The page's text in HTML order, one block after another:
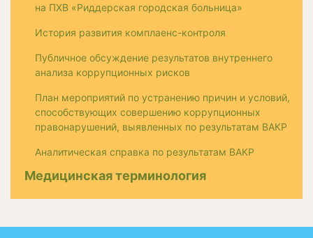
на ПХВ «Риддерская городская больница»
История развития комплаенс-контроля
Публичное обсуждение результатов внутреннего
анализа коррупционных рисков
План мероприятий по устранению причин и условий,
способствующих совершению коррупционных
правонарушений, выявленных по результатам ВАКР
Аналитическая справка по результатам ВАКР
Медицинская терминология